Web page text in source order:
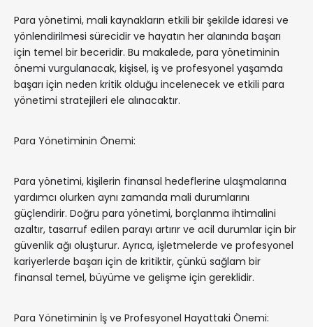
Para yönetimi, mali kaynakların etkili bir şekilde idaresi ve
yönlendirilmesi sürecidir ve hayatın her alanında başarı
için temel bir beceridir. Bu makalede, para yönetiminin
önemi vurgulanacak, kişisel, iş ve profesyonel yaşamda
başarı için neden kritik olduğu incelenecek ve etkili para
yönetimi stratejileri ele alınacaktır.
Para Yönetiminin Önemi:
Para yönetimi, kişilerin finansal hedeflerine ulaşmalarına
yardımcı olurken aynı zamanda mali durumlarını
güçlendirir. Doğru para yönetimi, borçlanma ihtimalini
azaltır, tasarruf edilen parayı artırır ve acil durumlar için bir
güvenlik ağı oluşturur. Ayrıca, işletmelerde ve profesyonel
kariyerlerde başarı için de kritiktir, çünkü sağlam bir
finansal temel, büyüme ve gelişme için gereklidir.
Para Yönetiminin İş ve Profesyonel Hayattaki Önemi: